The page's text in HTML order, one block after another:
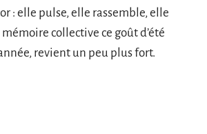
: elle pulse, elle rassemble, elle
collective ce goût d’été
revient un peu plus fort.